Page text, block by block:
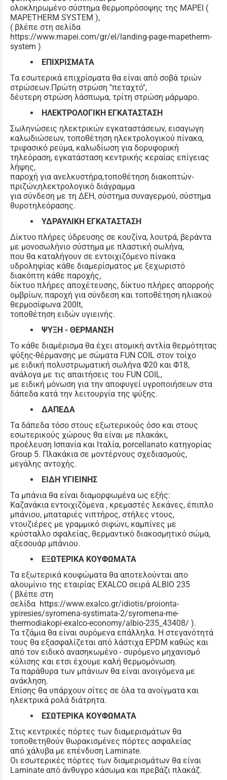
ολοκληρωμένο σύστημα θερμοπρόσοψης της MAPEI (
MAPETHERM SYSTEM ),
( βλέπε στη σελίδα
https://www.mapei.com/gr/el/landing-page-mapetherm-
system )
ΕΠΙΧΡΙΣΜΑΤΑ
Τα εσωτερικά επιχρίσματα θα είναι από σοβά τριών
στρώσεων.Πρώτη στρώση ''πεταχτό'',
δέυτερη στρώση λάσπωμα, τρίτη στρώση μάρμαρο.
ΗΛΕΚΤΡΟΛΟΓΙΚΗ ΕΓΚΑΤΑΣΤΑΣΗ
Σωληνώσεις ηλεκτρικών εγκαταστάσεων, εισαγωγη
καλωδιώσεων, τοποθέτηση ηλεκτρολογικού πίνακα,
τριφασικό ρεύμα, καλωδίωση για δορυφορική
τηλεόραση, εγκατάσταση κεντρικής κεραίας επίγειας
λήψης,
παροχή για ανελκυστήρα,τοποθέτηση διακοπτών-
πριζών,ηλεκτρολογικό διάγραμμα
για σύνδεση με τη ΔΕΗ, σύστημα συναγερμού, σύστημα
θυροτηλεόρασης.
ΥΔΡΑΥΛΙΚΗ ΕΓΚΑΤΑΣΤΑΣΗ
Δίκτυο πλήρες ύδρευσης σε κουζίνα, λουτρά, βεράντα
με μονοσωλήνιο σύστημα με πλαστική σωλήνα,
που θα καταλήγουν σε εντοιχιζόμενο πίνακα
υδροληψίας κάθε διαμερίσματος με ξεχωριστό
διακόπτη κάθε παροχής,
δίκτυο πλήρες αποχέτευσης, δίκτυο πλήρες απορροής
ομβρίων, παροχή για σύνδεση και τοποθέτηση ηλιακού
θερμοσίφωνα 200lt,
τοποθέτηση ειδών υγιεινής.
ΨΥΞΗ - ΘΕΡΜΑΝΣΗ
Το κάθε διαμέρισμα θα έχει ατομική αντλία θερμότητας
ψύξης-θέρμανσης με σώματα FUN COIL στον τοίχο
με ειδική πολυστρωματική σωλήνα Φ20 και Φ18,
ανάλογα με τις απαιτήσεις του FUN COIL,
με ειδική μόνωση για την αποφυγεί υγροποιήσεων στα
δάπεδα κατά την λειτουργία της ψύξης.
ΔΑΠΕΔΑ
Τα δάπεδα τόσο στους εξωτερικούς όσο και στους
εσωτερικούς χώρους θα είναι με πλακάκι,
προέλευση Ισπανία και Ιταλία, porcellanato κατηγορίας
Group 5. Πλακάκια σε μοντέρνους σχεδιασμούς,
μεγάλης αντοχής.
ΕΙΔΗ ΥΓΙΕΙΝΗΣ
Τα μπάνια θα είναι διαμορφωμένα ως εξής:
Καζανάκια εντοιχιζόμενα , κρεμαστές λεκάνες, έπιπλο
μπάνιου, μπαταριές νιπτήρος, στήλες ντους,
ντουζιέρες με γραμμικό σιφώνι, καμπίνες με
κρύσταλλο σφαλείας, θερμαντικό διακοσμητικό σώμα,
αξεσουάρ μπάνιου.
ΕΞΩΤΕΡΙΚΑ ΚΟΥΦΩΜΑΤΑ
Τα εξωτερικά κουφώματα θα αποτελούνται απο
αλουμίνιο της εταιρίας EXALCO σειρά ALBIO 235
( βλέπε στη
σελίδα https://www.exalco.gr/idiotis/proionta-
ypiresies/syromena-systimata-2/syromena-me-
thermodiakopi-exalco-economy/albio-235_43408/ ).
Τα τζάμια θα είναι συρόμενα επάλληλα. Η στεγανότητά
τους θα εξασφαλίζεται από λάστιχα EPDM καθώς και
από τον ειδικό ανασηκωμένο - συρόμενο μηχανισμό
κύλισης και ετσι έχουμε καλή θερμομόνωση.
Τα παράθυρα των μπάνιων θα είναι ανοιγόμενα με
ανάκληση.
Επίσης θα υπάρχουν σίτες σε όλα τα ανοίγματα και
ηλεκτρικά ρολά διάτρητα.
ΕΣΩΤΕΡΙΚΑ ΚΟΥΦΩΜΑΤΑ
Στις κεντρικές πόρτες των διαμερισμάτων θα
τοποθετηθούν θωρακισμένες πόρτες ασφαλείας
από χάλυβα με επένδυση Laminate.
Οι εσωτερικές πόρτες των διαμερισμάτων θα είναι
Laminate από άνθυγρο κάσωμα και πρεβάζι πλακάζ.